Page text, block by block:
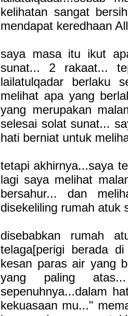
kelihatan sangat
mendapat keredhaan
saya masa itu ikut
sunat... 2 rakaat...
lailatulqadar berlaku
melihat apa yang
yang merupakan
selesai solat sunat...
hati berniat untuk
tetapi akhirnya...saya
lagi saya melihat
bersahur... dan
disekeliling rumah atuk
disebabkan rumah
telaga[perigi berada
kesan paras air yang
yang paling
sepenuhnya...dalam
kekuasaan mu..."